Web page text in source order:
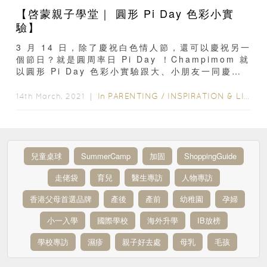
【啓蒙親子學堂｜ 圓形 Pi Day 色彩小實
驗】
3 月 14 日，除了慶祝白色情人節，還可以慶祝另一
個節日？就是圓周率日 Pi Day ！Champimom 就
以圓形 Pi Day 色彩小實驗跟大、小朋友一同慶祝
14th March, 2021 ｜ In PARENTING / INSPIRATION & LIFESTYLE
兒童桌球 SummerCamp 加固
ShoppingGuide
走佬袋
育兒 醫生專訪
人物專訪
香港父母首選品牌
產後 產前 幼稚園
孕婦
小一入學
國際學校 海外升學
IB放榜
學校專訪
濕疹 親子好去處 母乳 毛孩